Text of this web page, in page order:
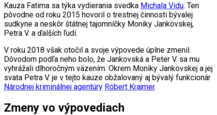
Kauza Fatima sa týka vydierania svedka Michala Vidu. Ten
pôvodne od roku 2015 hovoril o trestnej činnosti bývalej
sudkyne a neskôr štátnej tajomníčky Moniky Jankovskej,
Petra V. a ďalších ľudí.
V roku 2018 však otočil a svoje výpovede úplne zmenil.
Dôvodom podľa neho bolo, že Jankovská a Peter V. sa mu
vyhrážali dlhoročným väzením. Okrem Moniky Jankovskej a jej
svata Petra V. je v tejto kauze obžalovaný aj bývalý funkcionár
Národnej kriminálnej agentúry Róbert Krajmer.
Zmeny vo výpovediach